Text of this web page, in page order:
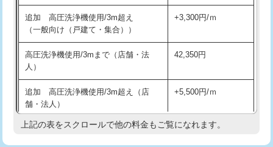
廃棄・処分
※給水管工事は20mmまでの価格です。
給水管工事※（支持金具設置) 5,500円
給水管工事※（保温材使用（バンド止
め込み）)
5,500円
給水管工事※（土の掘削・埋め戻し作
業)
11,000円
給水管工事※（塩ビ管（VP・HI）使
用/3ｍまで)
追加 高圧洗浄機使用/3m超え
（一般向け（戸建て・集合））
+3,300円/ｍ
高圧洗浄機使用/3mまで（店舗・法
人）
42,350円
追加 高圧洗浄機使用/3m超え（店
舗・法人）
+5,500円/ｍ
高度高圧洗浄換 現地調査
上記の表をスクロールで他の料金もご覧になれます。